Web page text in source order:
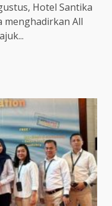
Hotel Santika
menghadirkan All